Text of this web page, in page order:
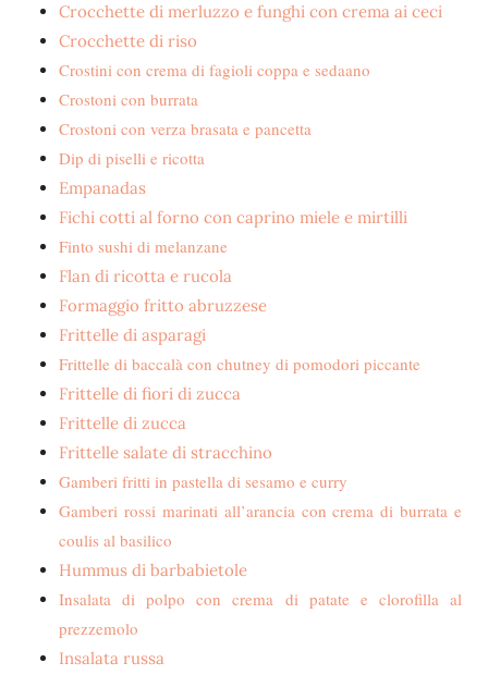
Crocchette di merluzzo e funghi con crema ai ceci
Crocchette di riso
Crostini con crema di fagioli coppa e sedaano
Crostoni con burrata
Crostoni con verza brasata e pancetta
Dip di piselli e ricotta
Empanadas
Fichi cotti al forno con caprino miele e mirtilli
Finto sushi di melanzane
Flan di ricotta e rucola
Formaggio fritto abruzzese
Frittelle di asparagi
Frittelle di baccalà con chutney di pomodori piccante
Frittelle di fiori di zucca
Frittelle di zucca
Frittelle salate di stracchino
Gamberi fritti in pastella di sesamo e curry
Gamberi rossi marinati all’arancia con crema di burrata e
coulis al basilico
Hummus di barbabietole
Insalata di polpo con crema di patate e clorofilla al
prezzemolo
Insalata russa